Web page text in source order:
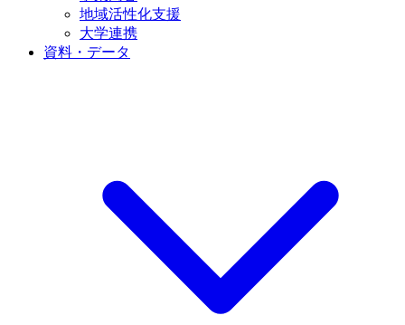
地域活性化支援
大学連携
資料・データ